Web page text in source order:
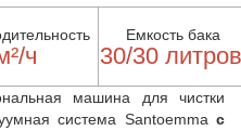
ч
Емкость бака
30/30 литров
машина для чистки
система Santoemma с